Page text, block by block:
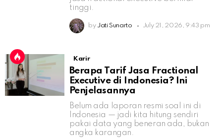
tinggi.
by Jati Sunarto July 21, 2026, 9:43 pm
Karir
Berapa Tarif Jasa Fractional
Executive di Indonesia? Ini
Penjelasannya
Belum ada laporan resmi soal ini di
Indonesia — jadi kita hitung sendiri
pakai data yang beneran ada, bukan
angka karangan.